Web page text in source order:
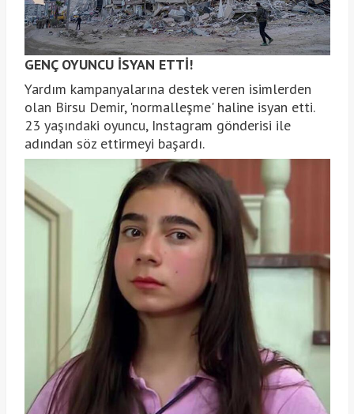
GENÇ OYUNCU İSYAN ETTİ!
Yardım kampanyalarına destek veren isimlerden
olan Birsu Demir, 'normalleşme' haline isyan etti.
23 yaşındaki oyuncu, Instagram gönderisi ile
adından söz ettirmeyi başardı.